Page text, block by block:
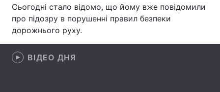
Зброя Інциденти
Здоров'я Туризм
Цікавинки
Сьогодні стало відомо, що йому вже повідомили
про підозру в порушенні правил безпеки
дорожнього руху.
ВІДЕО ДНЯ